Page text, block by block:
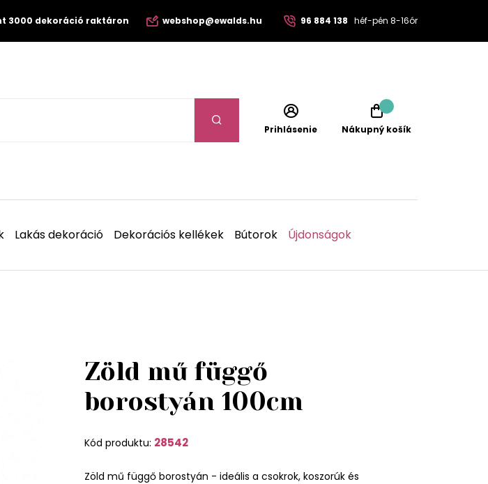
3000 dekoráció raktáron webshop@ewalds.hu 96 884 138 héf-pén 8-16ór
Prihlásenie Nákupný košík
Lakás dekoráció Dekorációs kellékek Bútorok Újdonságok
Zöld mű függő
borostyán 100cm
Kód produktu: 28542
Zöld mű függő borostyán - ideális a csokrok, koszorúk és